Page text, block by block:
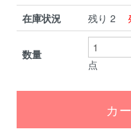
在庫状況 残り 2
数量
点